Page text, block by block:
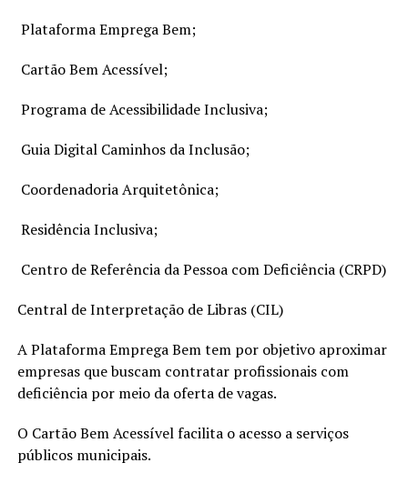
Plataforma Emprega Bem;
Cartão Bem Acessível;
Programa de Acessibilidade Inclusiva;
Guia Digital Caminhos da Inclusão;
Coordenadoria Arquitetônica;
Residência Inclusiva;
Centro de Referência da Pessoa com Deficiência (CRPD)
Central de Interpretação de Libras (CIL)
A Plataforma Emprega Bem tem por objetivo aproximar
empresas que buscam contratar profissionais com
deficiência por meio da oferta de vagas.
O Cartão Bem Acessível facilita o acesso a serviços
públicos municipais.